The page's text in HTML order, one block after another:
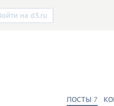
на d3.ru
ПОСТЫ 7